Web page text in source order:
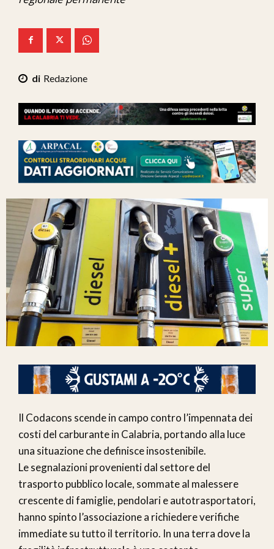
Ita-Mondo
C7 Play
Redazione
Il Codacons scende in campo contro l’impennata dei
costi del carburante in Calabria, portando alla luce
una situazione che definisce insostenibile.
Le segnalazioni provenienti dal settore del
trasporto pubblico locale, sommate al malessere
crescente di famiglie, pendolari e autotrasportatori,
hanno spinto l’associazione a richiedere verifiche
immediate su tutto il territorio. In una terra dove la